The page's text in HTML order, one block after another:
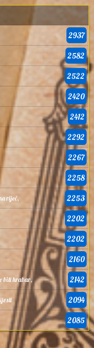
2937
2582
2522
2420
2412
2292
2267
2258
riječ, 2253
2202
2202
2160
biti hrabar, 2142
2094
2085